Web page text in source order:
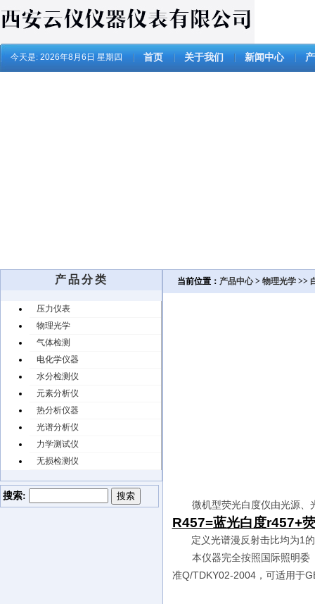
今天是: 2026年8月6日 星期四 首页 关于我们 新闻中心
产品分类
压力仪表
物理光学
气体检测
电化学仪器
水分检测仪
元素分析仪
热分析仪器
光谱分析仪
力学测试仪
无损检测仪
搜索:
当前位置： 产品中心> 物理光学 >>
微机型荧光白度仪由光源、
R457=蓝光白度r457+
定义光谱漫反射击比均为1
本仪器完全按照国际照明委
准Q/TDKY02-2004，可适用于